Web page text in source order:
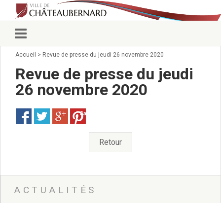
Vie municipale
Conseillers municipaux
Commissions 2026
Arrêtés du Maire
Services municipaux
Pour venir nous voir
administratives
Services Techniques
Accueil > Revue de presse du jeudi 26 novembre 2020
Revue de presse du jeudi
26 novembre 2020
Save
Retour
ACTUALITÉS